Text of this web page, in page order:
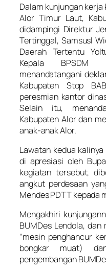
Dalam kunjungan kerja
Alor Timur Laut,
didampingi Direktur
Tertinggal, Samsusl
Daerah Tertentu
Kepala BPSDM
menandatangani
Kabupaten Stop
peresmian kantor
Selain itu,
Kabupaten Alor dan
anak-anak Alor.
Lawatan kedua
di apresiasi oleh
kegiatan tersebut,
angkut perdesaan
Mendes PDTT kepada
Mengakhiri
BUMDes Lendola,
“mesin penghancur
bongkar muat)
pengembangan